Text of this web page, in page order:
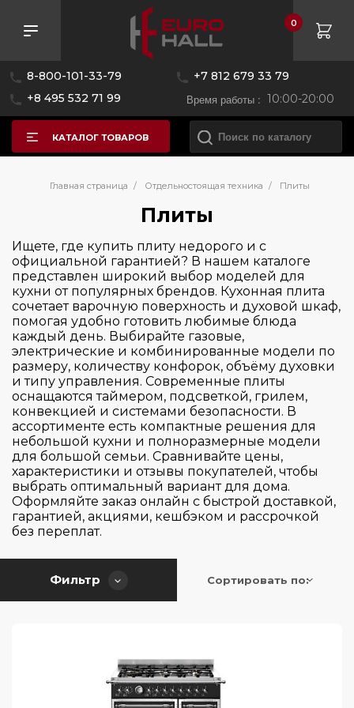
8-800-101-33-79
+7 812 679 33 79
+8 495 532 71 99
Время работы : 10:00-20:00
0
КАТАЛОГ ТОВАРОВ
Главная страница / Отдельностоящая техника / Плиты
Плиты
Ищете, где купить плиту недорого и с
официальной гарантией? В нашем каталоге
представлен широкий выбор моделей для
кухни от популярных брендов. Кухонная плита
сочетает варочную поверхность и духовой шкаф,
помогая удобно готовить любимые блюда
каждый день. Выбирайте газовые,
электрические и комбинированные модели по
размеру, количеству конфорок, объёму духовки
и типу управления. Современные плиты
оснащаются таймером, подсветкой, грилем,
конвекцией и системами безопасности. В
ассортименте есть компактные решения для
небольшой кухни и полноразмерные модели
для большой семьи. Сравнивайте цены,
характеристики и отзывы покупателей, чтобы
выбрать оптимальный вариант для дома.
Оформляйте заказ онлайн с быстрой доставкой,
гарантией, акциями, кешбэком и рассрочкой
без переплат.
Фильтр
Розничная цена
—
Бренд
CASO
Gorenje
Hiberg
Lofra
Maunfeld
Midea
Smeg
Страна производитель
Беларусь
Италия
Китай
Чехия
Цвет
Серия
Classica
Dolcevita
Duality
G400
Heritage
Professional
RAINBOW
Renaissance
VENEZIA
Управление
Механическое
Поворотный регулятор
Сенсорные кнопки
утапливаемые поворотные регуляторы
электромеханическое
Электронное
Тип духовки
Газовая
Электрическая
Тип очистки
Гидролизная или паром
Каталитическая с паром
Тип поверхности
Газ на стекле
Индукционная
С конфоркой WOK
Стеклокерамическая
Количество зон / конфорок
1
Таймер
Нержавеющая сталь/Стеклокерамика
Пластик/Алюминий/Стеклокерамика
Сортировать по: